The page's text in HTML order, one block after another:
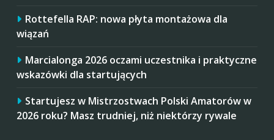
Rottefella RAP: nowa płyta montażowa dla
wiązań
Marcialonga 2026 oczami uczestnika i praktyczne
wskazówki dla startujących
Startujesz w Mistrzostwach Polski Amatorów w
2026 roku? Masz trudniej, niż niektórzy rywale